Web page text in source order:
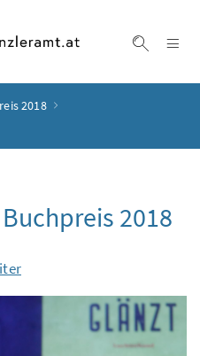
2018
2018